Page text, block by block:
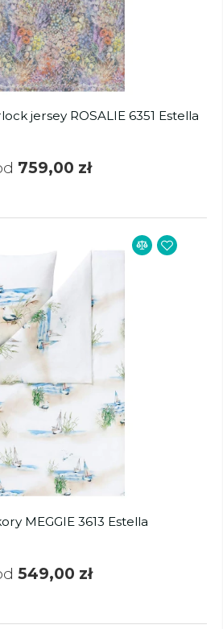
jersey ROSALIE 6351 Estella
759,00 zł
MEGGIE 3613 Estella
549,00 zł